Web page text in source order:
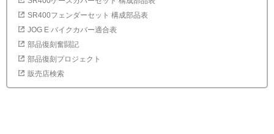
SR400フェンダーセット 構成部品表
JOG E バイクカバー適合表
部品復刻奮闘記
部品復刻プロジェクト
販売店検索